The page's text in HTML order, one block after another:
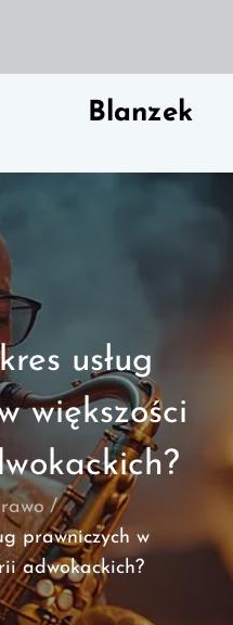
Blanzek
usług
większości
prawniczych w
adwokackich?